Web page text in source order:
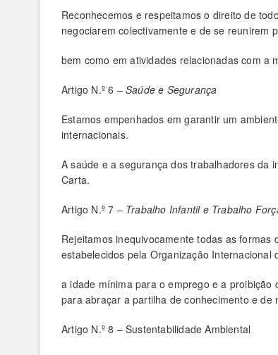
Reconhecemos e respeitamos o direito de
negociarem colectivamente e de se reunirem
bem como em atividades relacionadas com a
Artigo N.º 6 – Saúde e Segurança
Estamos empenhados em garantir um
internacionais.
A saúde e a segurança dos trabalhadores da
Carta.
Artigo N.º 7 – Trabalho Infantil e Trabalho
Rejeitamos inequivocamente todas as
estabelecidos pela Organização Internacional
a idade mínima para o emprego e a
para abraçar a partilha de conhecimento e
Artigo N.º 8 – Sustentabilidade Ambiental